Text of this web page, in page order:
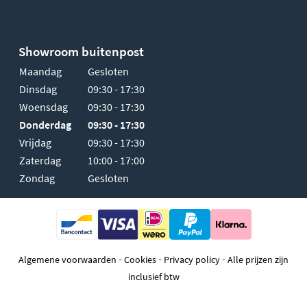
Showroom buitenpost
Maandag
Gesloten
Dinsdag
09:30 - 17:30
Woensdag
09:30 - 17:30
Donderdag
09:30 - 17:30
Vrijdag
09:30 - 17:30
Zaterdag
10:00 - 17:00
Zondag
Gesloten
Algemene voorwaarden -Cookies- Privacy policy-Alle prijzen zijn
inclusief btw